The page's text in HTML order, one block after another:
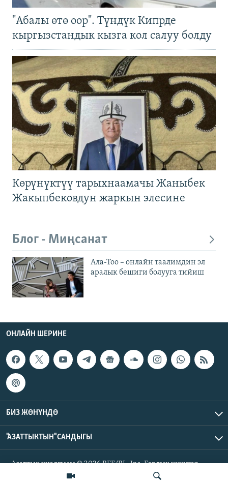
"Абалы өтө оор". Түндүк Кипрде
кыргызстандык кызга кол салуу болду
Көрүнүктүү тарыхнаамачы Жаныбек
Жакыпбековдун жаркын элесине
Блог - Миңсанат
Ала-Тоо – онлайн таалимдин эл
аралык бешиги болууга тийиш
ОНЛАЙН ШЕРИНЕ
БИЗ ЖӨНҮНДӨ
"АЗАТТЫКТЫН" САНДЫГЫ
Азаттык үналгысы © 2026 RFE/RL, Inc. Бардык укуктар